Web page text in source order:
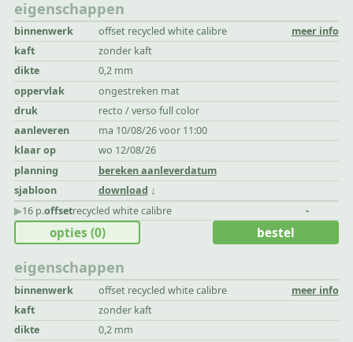
eigenschappen
binnenwerk offset recycled white calibre
meer info
kaft
zonder kaft
dikte
0,2 mm
oppervlak
ongestreken mat
druk
recto / verso full color
aanleveren
ma 10/08/26 voor 11:00
klaar op
wo 12/08/26
planning
bereken aanleverdatum
sjabloon
download
▶︎16 p.offsetrecycled white calibre -
eigenschappen
binnenwerk offset recycled white calibre
meer info
kaft
zonder kaft
dikte
0,2 mm
opties (0) bestel